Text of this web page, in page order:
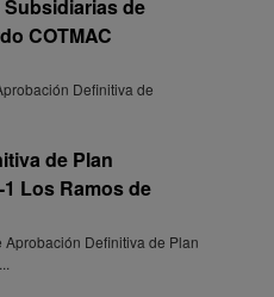
de
COTMAC
Definitiva de
de Plan
Los Ramos de
Definitiva de Plan